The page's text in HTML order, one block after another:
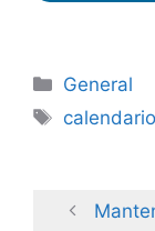
Categories
General
Tags
calendario